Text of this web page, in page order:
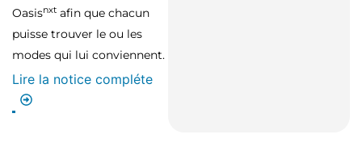
Oasisnxt afin que chacun
puisse trouver le ou les
modes qui lui conviennent.
Lire la notice compléte